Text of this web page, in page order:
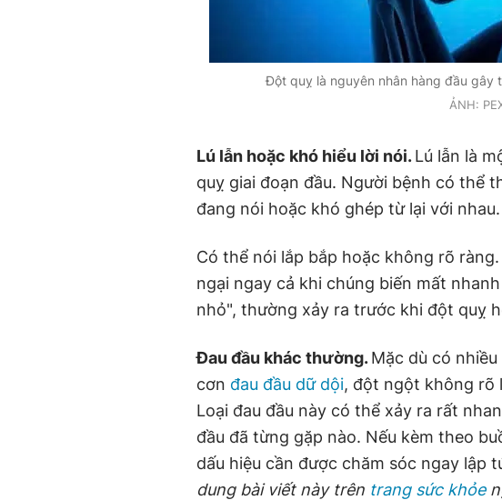
Đột quỵ là nguyên nhân hàng đầu
ẢNH:
Lú lẫn hoặc khó hiểu lời nói.Lú lẫn là
quỵ giai đoạn đầu. Người bệnh có thể
đang nói hoặc khó ghép từ lại với nhau.
Có thể nói lắp bắp hoặc không rõ
ngại ngay cả khi chúng biến mất
nhỏ", thường xảy ra trước khi đột quỵ
Đau đầu khác thường.Mặc dù có
cơn đau đầu dữ dội, đột ngột không rõ
Loại đau đầu này có thể xảy ra rất
đầu đã từng gặp nào. Nếu kèm theo
dấu hiệu cần được chăm sóc ngay lập
dung bài viết này trên trang sức khỏe